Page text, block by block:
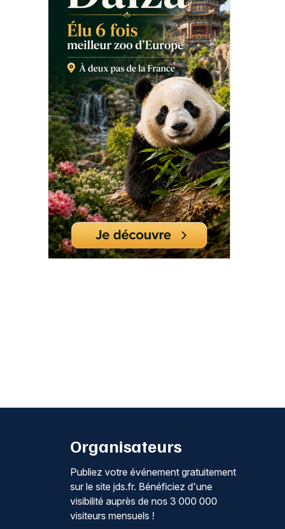
Organisateurs
Publiez votre événement gratuitement
sur le site jds.fr. Bénéficiez d'une
visibilité auprès de nos 3 000 000
visiteurs mensuels !